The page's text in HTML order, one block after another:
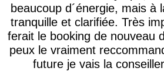
beaucoup d´énergie, mais à
tranquille et clarifiée. Très
ferait le booking de nouveau
peux le vraiment
future je vais la